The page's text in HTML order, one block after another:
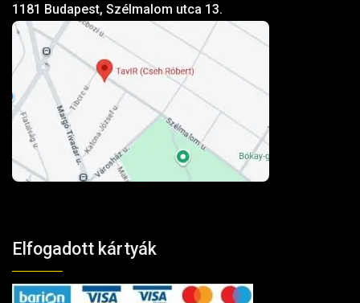
1181 Budapest, Szélmalom utca 13.
Elfogadott kártyák